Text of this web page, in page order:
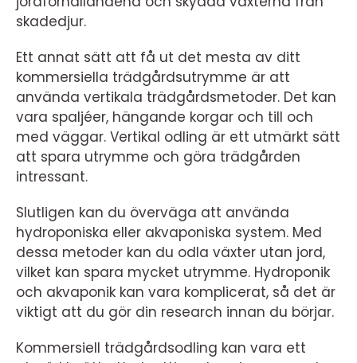
skadedjur.
Ett annat sätt att få ut det mesta av ditt
kommersiella trädgårdsutrymme är att
använda vertikala trädgårdsmetoder. Det kan
vara spaljéer, hängande korgar och till och
med väggar. Vertikal odling är ett utmärkt sätt
att spara utrymme och göra trädgården
intressant.
Slutligen kan du överväga att använda
hydroponiska eller akvaponiska system. Med
dessa metoder kan du odla växter utan jord,
vilket kan spara mycket utrymme. Hydroponik
och akvaponik kan vara komplicerat, så det är
viktigt att du gör din research innan du börjar.
Kommersiell trädgårdsodling kan vara ett